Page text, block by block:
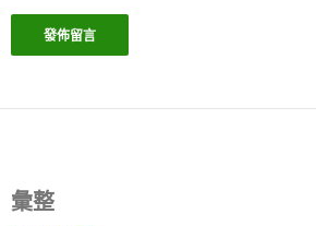
彙整